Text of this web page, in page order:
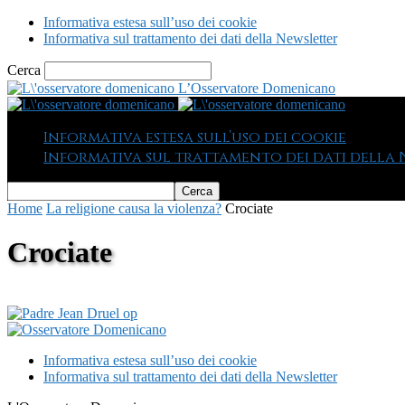
Informativa estesa sull’uso dei cookie
Informativa sul trattamento dei dati della Newsletter
Cerca
L’Osservatore Domenicano
Informativa estesa sull’uso dei cookie
Informativa sul trattamento dei dati della
Home La religione causa la violenza? Crociate
Crociate
Informativa estesa sull’uso dei cookie
Informativa sul trattamento dei dati della Newsletter